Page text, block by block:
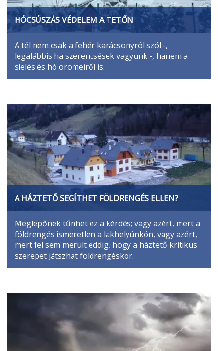
HÓCSÚSZÁS VÉDELEM A TETŐN
A tél nem csak a fehér karácsonyról szól -,
legalábbis ha szerencsések vagyunk -, hanem a
síelés és hó örömeiről is.
A HÁZTETŐ SEGÍTHET FÖLDRENGÉS ELLEN?
Meglepőnek tűnhet ez a kérdés; vagy azért, mert a
földrengés ismeretlen a lakhelyünkön, vagy azért,
mert fel sem merült eddig, hogy a háztető kritikus
szerepet játszhat földrengéskor.